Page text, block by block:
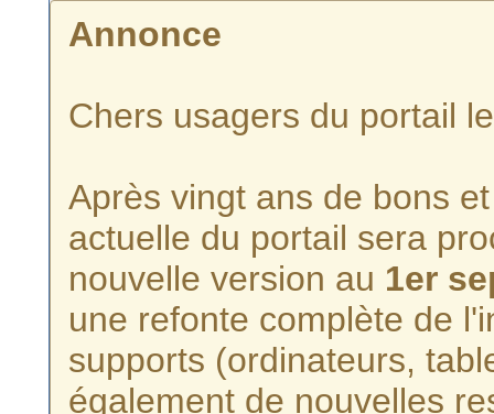
Annonce
Chers usagers du portail
Après vingt ans de bons
actuelle du portail sera
nouvelle version au 1er
une refonte complète de
supports (ordinateurs,
également de nouvelles